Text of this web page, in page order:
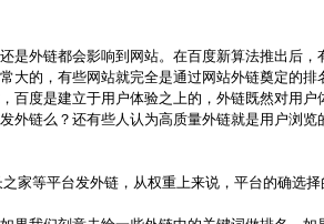
外链都会影响到网站。在百度新算法推出后
的，有些网站就完全是通过网站外链奠定的排
是建立于用户体验之上的，外链既然对用户
链么？还有些人认为高质量外链就是用户浏
等平台发外链，从权重上来说，平台的确选择